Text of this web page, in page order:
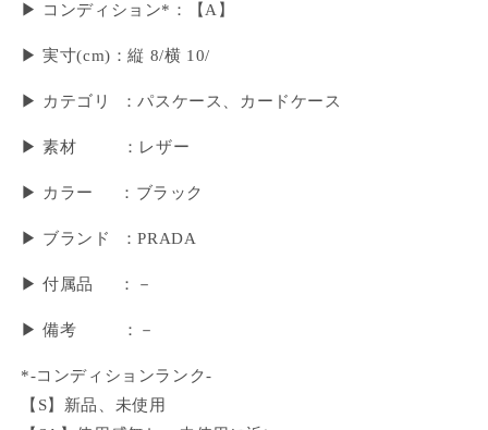
▶ コンディション*：【A】
▶︎ 実寸(cm)：縦 8/横 10/
▶ カテゴリ ：パスケース、カードケース
▶ 素材 ：レザー
▶ カラー ：ブラック
▶ ブランド ：PRADA
▶ 付属品 ：－
▶︎ 備考 ：－
*-コンディションランク-
【S】新品、未使用